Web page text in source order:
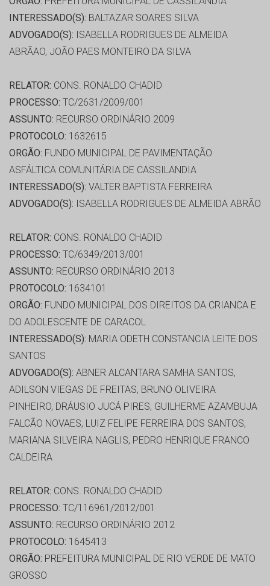
INTERESSADO(S): BALTAZAR SOARES SILVA
ADVOGADO(S): ISABELLA RODRIGUES DE ALMEIDA
ABRÃAO, JOÃO PAES MONTEIRO DA SILVA
RELATOR: CONS. RONALDO CHADID
PROCESSO: TC/2631/2009/001
ASSUNTO: RECURSO ORDINÁRIO 2009
PROTOCOLO: 1632615
ORGÃO: FUNDO MUNICIPAL DE PAVIMENTAÇÃO
ASFÁLTICA COMUNITÁRIA DE CASSILANDIA
INTERESSADO(S): VALTER BAPTISTA FERREIRA
ADVOGADO(S): ISABELLA RODRIGUES DE ALMEIDA ABRÃO
RELATOR: CONS. RONALDO CHADID
PROCESSO: TC/6349/2013/001
ASSUNTO: RECURSO ORDINÁRIO 2013
PROTOCOLO: 1634101
ORGÃO: FUNDO MUNICIPAL DOS DIREITOS DA CRIANCA E
DO ADOLESCENTE DE CARACOL
INTERESSADO(S): MARIA ODETH CONSTANCIA LEITE DOS
SANTOS
ADVOGADO(S): ABNER ALCANTARA SAMHA SANTOS,
ADILSON VIEGAS DE FREITAS, BRUNO OLIVEIRA
PINHEIRO, DRÁUSIO JUCÁ PIRES, GUILHERME AZAMBUJA
FALCÃO NOVAES, LUIZ FELIPE FERREIRA DOS SANTOS,
MARIANA SILVEIRA NAGLIS, PEDRO HENRIQUE FRANCO
CALDEIRA
RELATOR: CONS. RONALDO CHADID
PROCESSO: TC/116961/2012/001
ASSUNTO: RECURSO ORDINÁRIO 2012
PROTOCOLO: 1645413
ORGÃO: PREFEITURA MUNICIPAL DE RIO VERDE DE MATO
GROSSO